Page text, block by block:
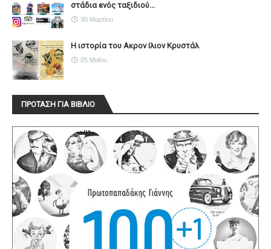
στάδια ενός ταξιδιού...
30 Μαρτίου
Η ιστορία του Ακρον Ιλιον Κρυστάλ
05 Μαΐου
ΠΡΟΤΑΣΗ ΓΙΑ ΒΙΒΛΙΟ